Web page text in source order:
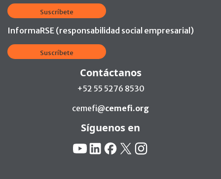
Suscríbete
InformaRSE (responsabilidad social empresarial)
Suscríbete
Contáctanos
+52 55 5276 8530
cemefi@cemefi.org
Síguenos en
YouTube
LinkedinFacebook
X Instagram